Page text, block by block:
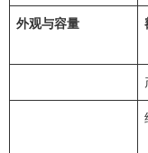
外观与容量